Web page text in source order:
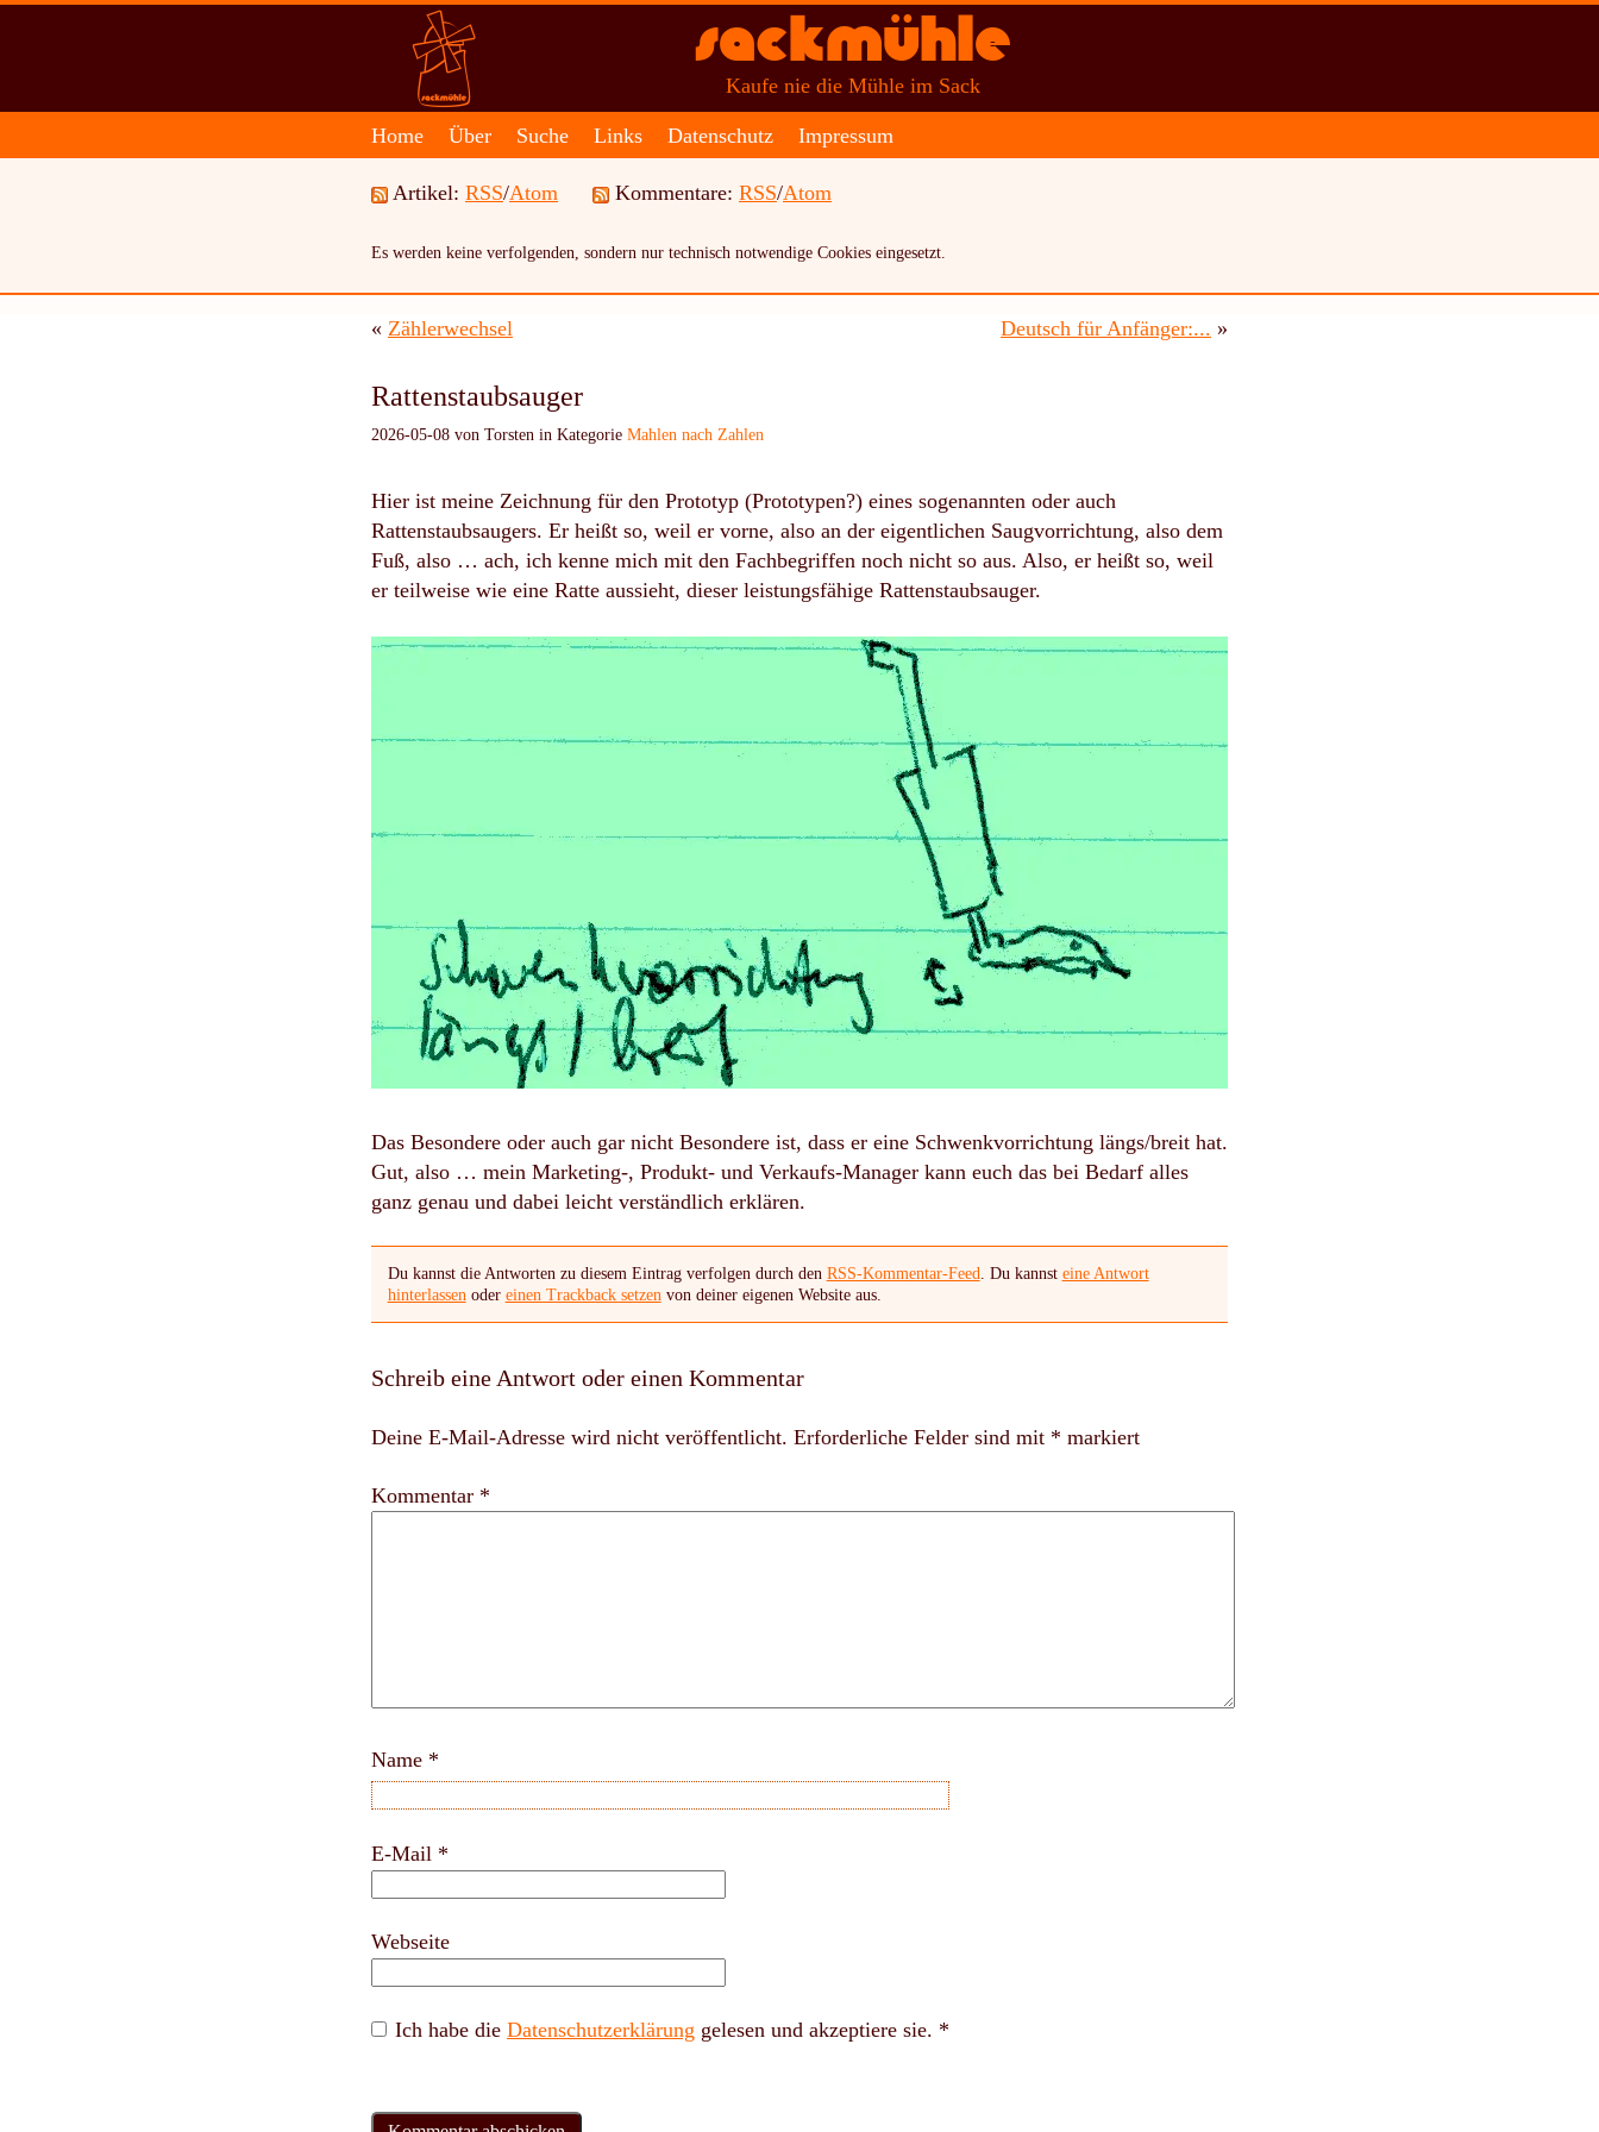
Sackmühle
Kaufe nie die Mühle im Sack
Home Über Suche Links Datenschutz Impressum
Artikel: RSS/Atom Kommentare: RSS/Atom
Es werden keine verfolgenden, sondern nur technisch notwendige Cookies eingesetzt.
« Zählerwechsel Deutsch für Anfänger:... »
Rattenstaubsauger
2026-05-08 von Torsten in Kategorie Mahlen nach Zahlen
Hier ist meine Zeichnung für den Prototyp (Prototypen?) eines sogenannten oder auch
Rattenstaubsaugers. Er heißt so, weil er vorne, also an der eigentlichen Saugvorrichtung, also dem
Fuß, also … ach, ich kenne mich mit den Fachbegriffen noch nicht so aus. Also, er heißt so, weil
er teilweise wie eine Ratte aussieht, dieser leistungsfähige Rattenstaubsauger.
Das Besondere oder auch gar nicht Besondere ist, dass er eine Schwenkvorrichtung längs/breit hat.
Gut, also … mein Marketing-, Produkt- und Verkaufs-Manager kann euch das bei Bedarf alles
ganz genau und dabei leicht verständlich erklären.
Du kannst die Antworten zu diesem Eintrag verfolgen durch den RSS-Kommentar-Feed . Du kannst eine Antwort
hinterlassen oder einen Trackback setzen von deiner eigenen Website aus.
Schreib eine Antwort oder einen Kommentar
Deine E-Mail-Adresse wird nicht veröffentlicht. Erforderliche Felder sind mit * markiert
Kommentar *
Name *
E-Mail *
Webseite
Ich habe die Datenschutzerklärung gelesen und akzeptiere sie. *